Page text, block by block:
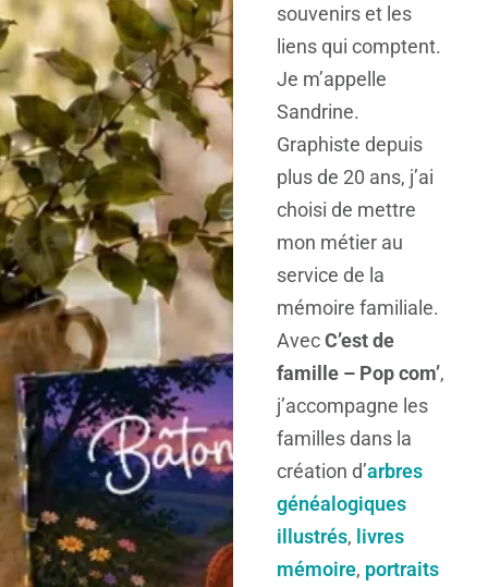
souvenirs et les
liens qui comptent.
Je m’appelle
Sandrine.
Graphiste depuis
plus de 20 ans, j’ai
choisi de mettre
mon métier au
service de la
mémoire familiale.
AvecC’est de
famille – Pop com’,
j’accompagne les
familles dans la
création d’arbres
généalogiques
illustrés, livres
mémoire, portraits